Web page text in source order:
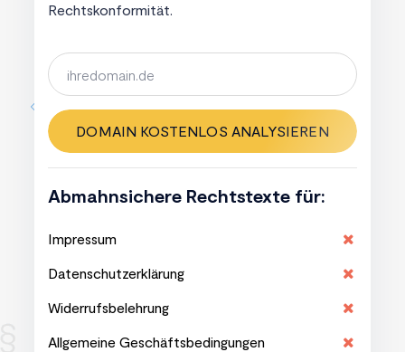
Rechtskonformität.
DOMAIN KOSTENLOS ANALYSIEREN
Abmahnsichere Rechtstexte für:
Impressum
Datenschutzerklärung
Widerrufsbelehrung
Allgemeine Geschäftsbedingungen